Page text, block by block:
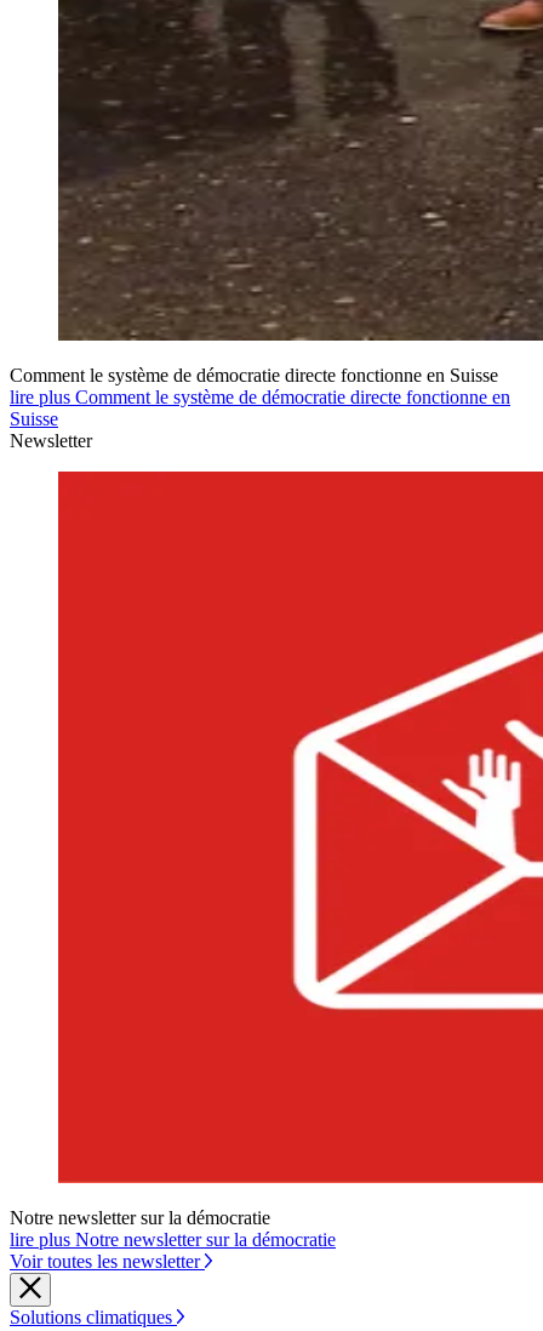
Comment le système de démocratie directe fonctionne en Suisse
lire plus Comment le système de démocratie directe fonctionne en
Suisse
Newsletter
Notre newsletter sur la démocratie
lire plus Notre newsletter sur la démocratie
Voir toutes les newsletter
Solutions climatiques